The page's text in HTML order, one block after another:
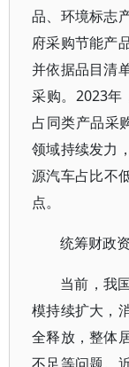
品、环境标志
府采购节能产
并依据品目清
采购。2023年
占同类产品采
领域持续发力
源汽车占比不
点。
统筹财政
当前，我
模持续扩大，
全释放，整体